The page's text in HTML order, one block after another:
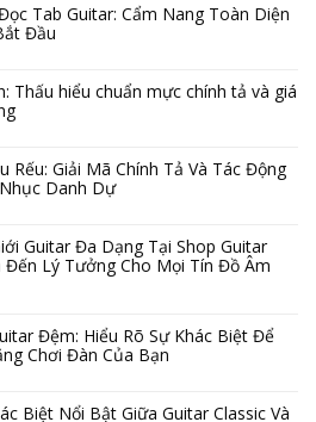
Tab Guitar: Cẩm Nang Toàn Diện
Đầu
Thấu hiểu chuẩn mực chính tả và giá
Rếu: Giải Mã Chính Tả Và Tác Động
Danh Dự
Guitar Đa Dạng Tại Shop Guitar
Đến Lý Tưởng Cho Mọi Tín Đồ Âm
Đệm: Hiểu Rõ Sự Khác Biệt Để
Chơi Đàn Của Bạn
Biệt Nổi Bật Giữa Guitar Classic Và